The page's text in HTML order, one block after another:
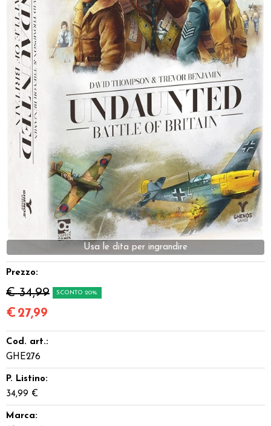
Dadi
Accessori
Giocattoli e Gadget
Offerte del Dragone
Prezzo:
€ 34,99 SCONTO 20%
€ 27,99
Cod. art.:
GHE276
P. Listino:
34,99 €
Marca: